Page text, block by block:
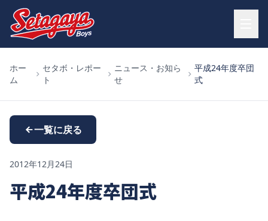
ホー
ム
セタボ・レポー
ト
ニュース・お知ら
せ
平成24年度卒団
式
一覧に戻る
2012年12月24日
平成24年度卒団式